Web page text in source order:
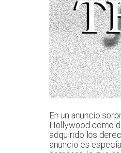
En un anuncio
Hollywood como
adquirido los
anuncio es